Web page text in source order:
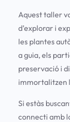
Aquest taller
d’explorar i
les plantes
a guia, els
preservació i
immortalitzen
Si estàs
connecti amb